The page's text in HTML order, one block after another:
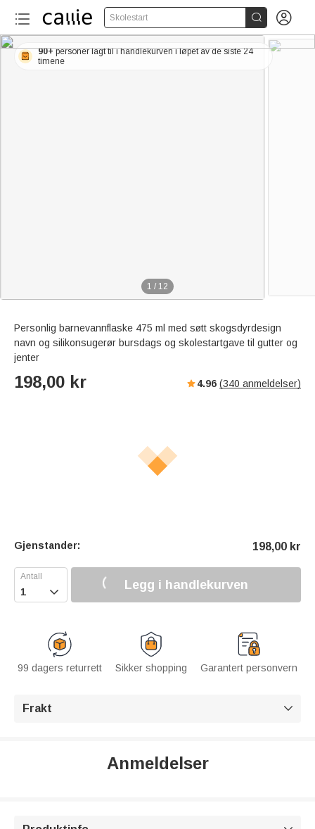
Skolestart  
1 / 12
90+personer lagt til i handlekurven i løpet av de siste 24
timene
Personlig barnevannflaske 475 ml med søtt skogsdyrdesign
navn og silikonsugerør bursdags og skolestartgave til gutter og
jenter
198,00 kr 4.96 (340 anmeldelser)
Gjenstander: 198,00 kr
 Legg i handlekurven
99 dagers returrett Sikker shopping Garantert personvern
Frakt 
Anmeldelser